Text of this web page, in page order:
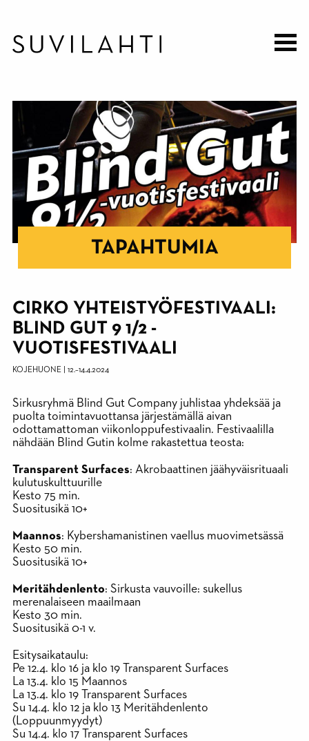
TAPAHTUMIA
CIRKO YHTEISTYÖFESTIVAALI:
BLIND GUT 9 1/2 -
VUOTISFESTIVAALI
KOJEHUONE 12.–14.4.2024
Sirkusryhmä Blind Gut Company juhlistaa yhdeksää ja
puolta toimintavuottansa järjestämällä aivan
odottamattoman viikonloppufestivaalin. Festivaalilla
nähdään Blind Gutin kolme rakastettua teosta:
Transparent Surfaces: Akrobaattinen jäähyväisrituaali
kulutuskulttuurille
Kesto 75 min.
Suositusikä 10+
Maannos: Kybershamanistinen vaellus muovimetsässä
Kesto 50 min.
Suositusikä 10+
Meritähdenlento: Sirkusta vauvoille: sukellus
merenalaiseen maailmaan
Kesto 30 min.
Suositusikä 0-1 v.
Esitysaikataulu:
Pe 12.4. klo 16 ja klo 19 Transparent Surfaces
La 13.4. klo 15 Maannos
La 13.4. klo 19 Transparent Surfaces
Su 14.4. klo 12 ja klo 13 Meritähdenlento
(Loppuunmyydyt)
Su 14.4. klo 17 Transparent Surfaces